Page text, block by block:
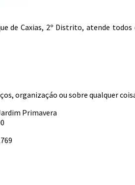
de Caxias, 2º Distrito, atende
organizaçáo ou sobre qualquer
Primavera